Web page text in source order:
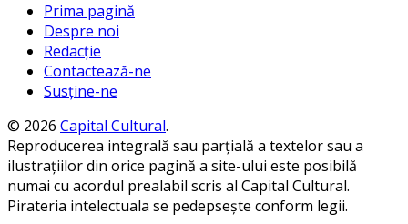
Prima pagină
Despre noi
Redacție
Contactează-ne
Susține-ne
© 2026 Capital Cultural.
Reproducerea integrală sau parțială a textelor sau a
ilustrațiilor din orice pagină a site-ului este posibilă
numai cu acordul prealabil scris al Capital Cultural.
Pirateria intelectuala se pedepsește conform legii.